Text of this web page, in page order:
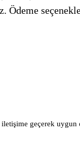
Ödeme
geçerek